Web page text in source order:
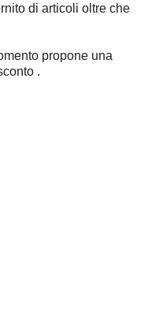
di articoli oltre che
propone una
.